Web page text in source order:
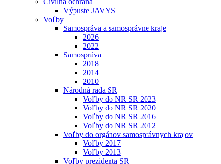
Civilná ochrana
Výpuste JAVYS
Voľby
Samospráva a samosprávne kraje
2026
2022
Samospráva
2018
2014
2010
Národná rada SR
Voľby do NR SR 2023
Voľby do NR SR 2020
Voľby do NR SR 2016
Voľby do NR SR 2012
Voľby do orgánov samosprávnych krajov
Voľby 2017
Voľby 2013
Voľby prezidenta SR